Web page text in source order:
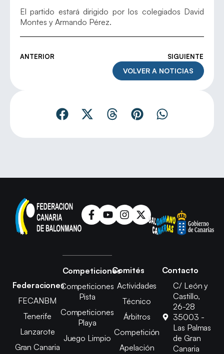
El partido estará dirigido por los colegiados David
Montes y Armando Pérez.
ANTERIOR SIGUIENTE
VOLVER A NOTICIAS
Federaciones
FECANBM
Tenerife
Lanzarote
Gran Canaria
Competiciones
Competiciones
Pista
Competiciones
Playa
Juego Limpio
Comités
Actividades
Técnico
Árbitros
Competición
Apelación
Contacto
C/ León y
Castillo,
26-28
35003 -
Las Palmas
de Gran
Canaria